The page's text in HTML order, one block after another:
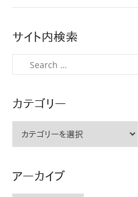
サイト内検索
索
カテゴリー
リ
アーカイブ